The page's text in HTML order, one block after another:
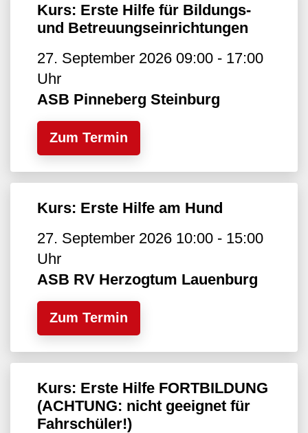
Kurs: Erste Hilfe für Bildungs-
und Betreuungseinrichtungen
27. September 2026 09:00 - 17:00
Uhr
ASB Pinneberg Steinburg
Zum Termin
Kurs: Erste Hilfe am Hund
27. September 2026 10:00 - 15:00
Uhr
ASB RV Herzogtum Lauenburg
Zum Termin
Kurs: Erste Hilfe FORTBILDUNG
(ACHTUNG: nicht geeignet für
Fahrschüler!)